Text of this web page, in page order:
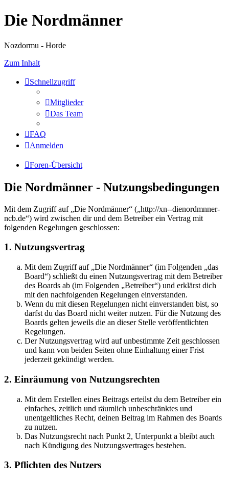
Die Nordmänner
Nozdormu - Horde
Zum Inhalt
Schnellzugriff
Mitglieder
Das Team
FAQ
Anmelden
Foren-Übersicht
Die Nordmänner - Nutzungsbedingungen
Mit dem Zugriff auf „Die Nordmänner“ („http://xn--dienordmnner-
ncb.de“) wird zwischen dir und dem Betreiber ein Vertrag mit
folgenden Regelungen geschlossen:
1. Nutzungsvertrag
Mit dem Zugriff auf „Die Nordmänner“ (im Folgenden „das
Board“) schließt du einen Nutzungsvertrag mit dem Betreiber
des Boards ab (im Folgenden „Betreiber“) und erklärst dich
mit den nachfolgenden Regelungen einverstanden.
Wenn du mit diesen Regelungen nicht einverstanden bist, so
darfst du das Board nicht weiter nutzen. Für die Nutzung des
Boards gelten jeweils die an dieser Stelle veröffentlichten
Regelungen.
Der Nutzungsvertrag wird auf unbestimmte Zeit geschlossen
und kann von beiden Seiten ohne Einhaltung einer Frist
jederzeit gekündigt werden.
2. Einräumung von Nutzungsrechten
Mit dem Erstellen eines Beitrags erteilst du dem Betreiber ein
einfaches, zeitlich und räumlich unbeschränktes und
unentgeltliches Recht, deinen Beitrag im Rahmen des Boards
zu nutzen.
Das Nutzungsrecht nach Punkt 2, Unterpunkt a bleibt auch
nach Kündigung des Nutzungsvertrages bestehen.
3. Pflichten des Nutzers